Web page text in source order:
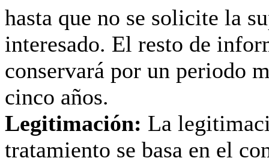
hasta que no se solicite la
interesado. El resto de
conservará por un periodo
cinco años.
Legitimación: La
tratamiento se basa en el